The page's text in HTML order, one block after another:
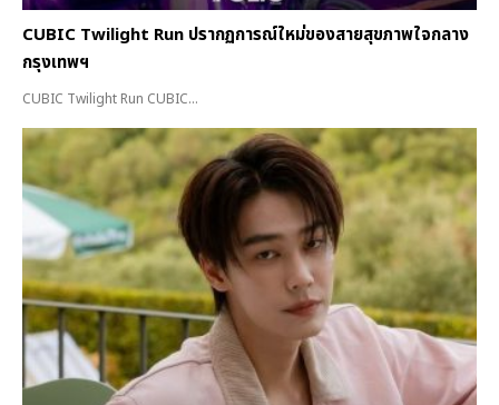
CUBIC Twilight Run ปรากฏการณ์ใหม่ของสายสุขภาพใจกลาง
กรุงเทพฯ
CUBIC Twilight Run CUBIC...